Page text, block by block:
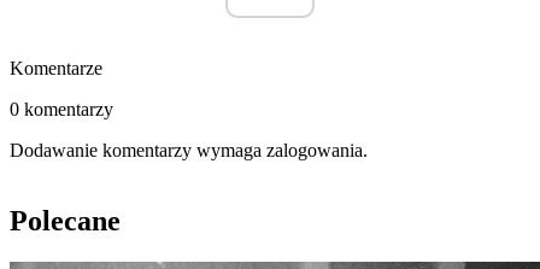
Komentarze
0 komentarzy
Dodawanie komentarzy wymaga zalogowania.
Polecane